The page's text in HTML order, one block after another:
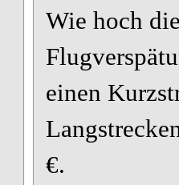
Wie hoch
einen
€.